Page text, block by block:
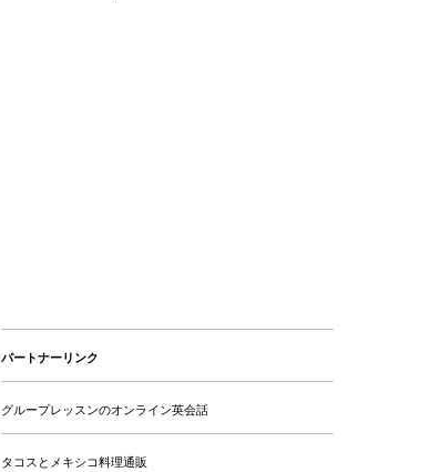
パートナーリンク
グループレッスンのオンライン英会話
タコスとメキシコ料理通販